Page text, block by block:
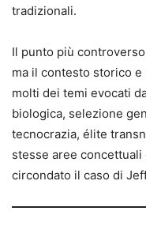
tradizionali.
Il punto più
ma il contesto storico
molti dei temi evocati
biologica, selezione
tecnocrazia, élite
stesse aree
circondato il caso di